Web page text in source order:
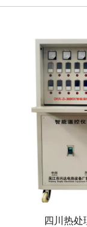
四川热处